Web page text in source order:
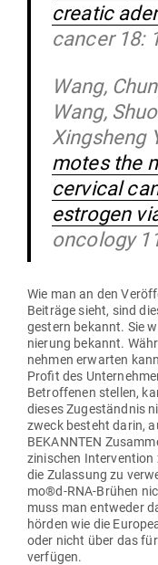
creatic
cancer 18:
Wang,
Wang,
Xingsheng
motes the
cer­vical
estrogen
oncology
Wie man an den
Bei­träge sieht, sind
gestern bekannt. Sie
nierung bekannt.
nehmen erwarten
Profit des
Betrof­fenen stellen,
dieses Zuge­ständnis
zweck besteht darin,
BEKANNTEN
zi­ni­schen
die Zulassung zu
mo®d‑RNA-Brühen
muss man ent­weder
hörden wie die
oder nicht über das
verfügen.